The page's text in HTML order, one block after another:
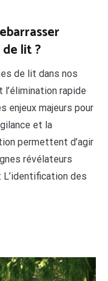
lit ?
de lit dans nos
rapide
enjeux majeurs pour
et la
permettent d’agir
révélateurs
des